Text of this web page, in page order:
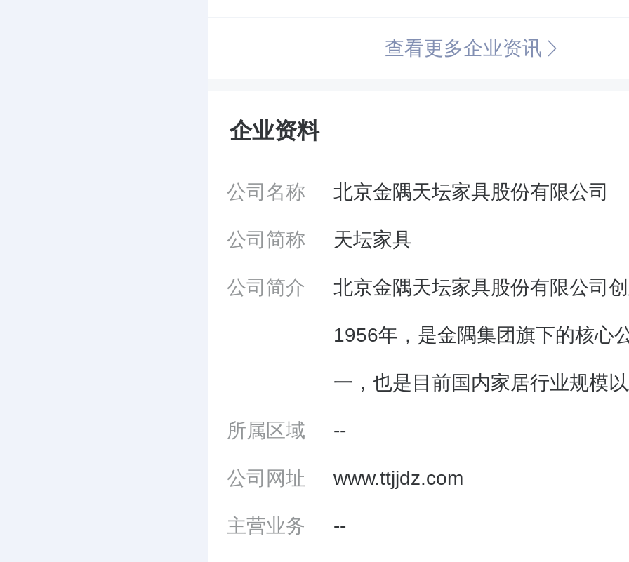
查看更多企业资讯
企业资料
公司名称 北京金隅天坛家具股份有限公司
公司简称 天坛家具
公司简介 北京金隅天坛家具股份有限公司
1956年，是金隅集团旗下的核心
一，也是目前国内家居行业规模
唯一一家国有控股企业。公司现有
2000人，注册资金16.7亿元，资
33亿元。 天坛家具以北京为营销
所属区域 --
公司网址 www.ttjjdz.com
主营业务 --